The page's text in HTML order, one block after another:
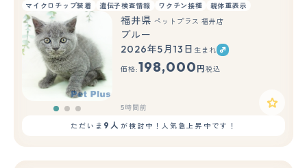
マイクロチップ装着 遺伝子検査情報 ワクチン接種 親体重表示
もっと見る
福井県 ペットプラス 福井店
ブルー
2026年5月13日 生まれ
価格:198,000 円 税込
5時間前
ただいま 9人 が検討中！人気急上昇中です！